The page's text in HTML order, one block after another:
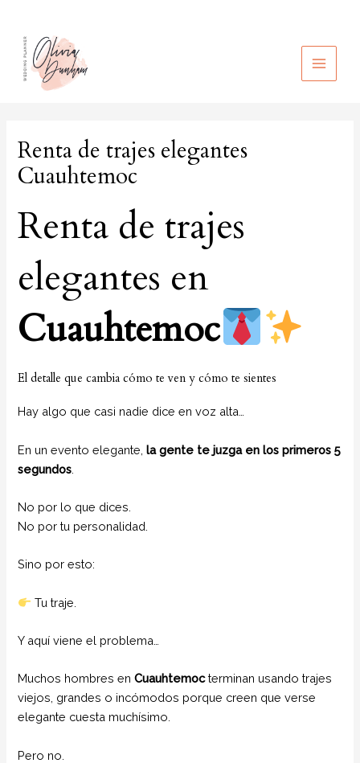
contenido
MAIN
Renta de trajes elegantes
Cuauhtemoc
Renta de trajes
elegantes en
Cuauhtemoc
El detalle que cambia cómo te ven y cómo te sientes
Hay algo que casi nadie dice en voz alta…
En un evento elegante,la gente te juzga en los primeros 5
segundos
No por lo que dices.
No por tu personalidad.
Sino por esto:
Tu traje.
Y aquí viene el problema…
Muchos hombres enCuauhtemocterminan usando trajes
viejos, grandes o incómodos porque creen que verse
elegante cuesta muchísimo.
Pero no.